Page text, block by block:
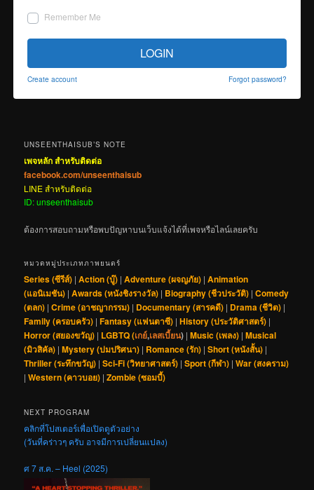
Remember Me
LOGIN
Create account Forgot password?
UNSEENTHAISUB’S NOTE
เพจหลัก สำหรับติดต่อ
facebook.com/unseenthaisub
LINE สำหรับติดต่อ
ID: unseenthaisub
ต้องการสอบถามหรือพบปัญหาบนเว็บแจ้งได้ที่เพจหรือไลน์เลยครับ
หมวดหมู่ประเภทภาพยนตร์
Series (ซีรีส์) |Action (บู๊) |Adventure (ผจญภัย) |Animation
(แอนิเมชัน) |Awards (หนังชิงรางวัล) | Biography (ชีวประวัติ) |Comedy
(ตลก) |Crime (อาชญากรรม) | Documentary (สารคดี) | Drama (ชีวิต) |
Family (ครอบครัว) |Fantasy (แฟนตาซี) |History (ประวัติศาสตร์) |
Horror (สยองขวัญ) | LGBTQ (เกย์,เลสเบี้ยน) |Music (เพลง) |Musical
(มิวสิคัล) |Mystery (ปมปริศนา) | Romance (รัก) |Short (หนังสั้น) |
Thriller (ระทึกขวัญ) |Sci-Fi (วิทยาศาสตร์) |Sport (กีฬา) |War (สงคราม)
|Western (คาวบอย) |Zombie (ซอมบี้)
NEXT PROGRAM
คลิกที่โปสเตอร์เพื่อเปิดดูตัวอย่าง
(วันที่คร่าวๆ ครับ อาจมีการเปลี่ยนแปลง)
ศ 7 ส.ค. – Heel (2025)